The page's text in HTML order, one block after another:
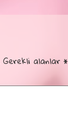
Gerekli alanlar *